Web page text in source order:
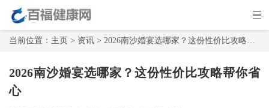
当前位置： 主页 > 资讯 > 2026南沙婚宴选哪家？这份性价比攻略帮你省心
2026南沙婚宴选哪家？这份性价比攻略帮你省
心